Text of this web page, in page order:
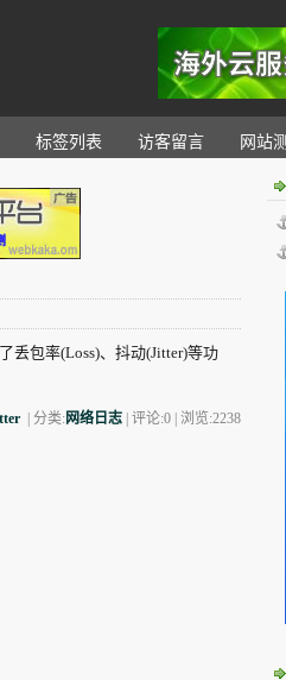
标签列表 访客留言 网站
丢包率(Loss)、抖动(Jitter)等功
| 分类: 网络日志 | 评论:0 | 浏览:2238